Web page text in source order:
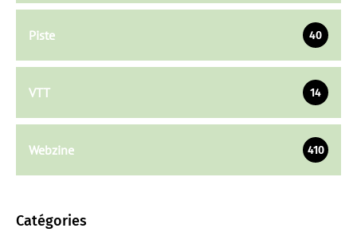
Piste 40
VTT 14
Webzine 410
Catégories